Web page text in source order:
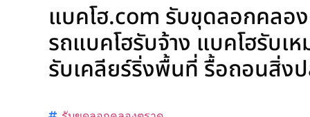
แบคโฮ.com รับขุดลอกคลอง
รถแบคโฮรับจ้าง แบคโฮรับเ
รับเคลียร์ริ่งพื้นที่ รื้อถอนสิ่ง